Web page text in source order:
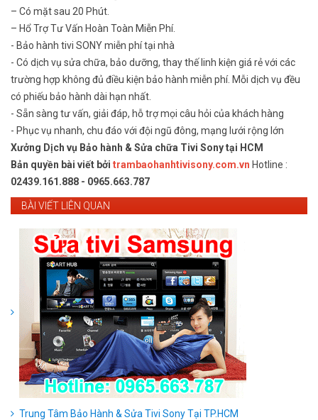
– Có mặt sau 20 Phút.
– Hổ Trợ Tư Vấn Hoàn Toàn Miễn Phí.
- Bảo hành tivi SONY miễn phí tại nhà
- Có dịch vụ sửa chữa, bảo dưỡng, thay thế linh kiện giá rẻ với các
trường hợp không đủ điều kiện bảo hành miễn phí. Mỗi dịch vụ đều
có phiếu bảo hành dài hạn nhất.
- Sẵn sàng tư vấn, giải đáp, hỗ trợ mọi câu hỏi của khách hàng
- Phục vụ nhanh, chu đáo với đội ngũ đông, mạng lưới rộng lớn
Xưởng Dịch vụ Bảo hành & Sửa chữa Tivi Sony tại HCM
Bản quyền bài viết bởi trambaohanhtivisony.com.vn Hotline :
02439.161.888 - 0965.663.787
BÀI VIẾT LIÊN QUAN
Trung Tâm Bảo Hành & Sửa Tivi Sony Tại TP.HCM